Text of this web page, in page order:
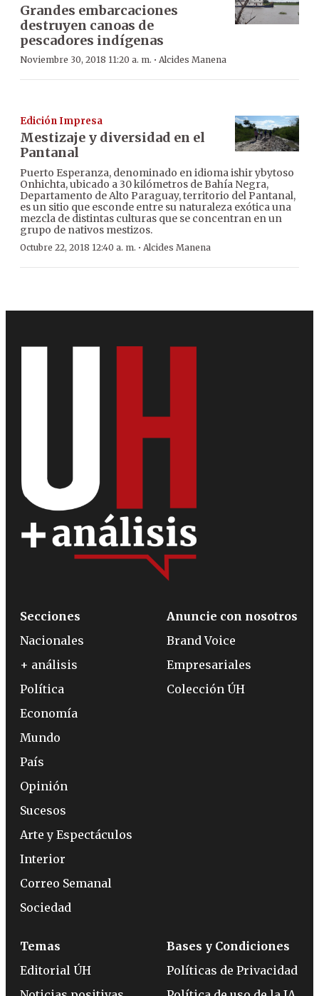
Grandes embarcaciones
destruyen canoas de
pescadores indígenas
Noviembre 30, 2018 11:20 a. m. · Alcides Manena
Edición Impresa
Mestizaje y diversidad en el
Pantanal
Puerto Esperanza, denominado en idioma ishir ybytoso
Onhichta, ubicado a 30 kilómetros de Bahía Negra,
Departamento de Alto Paraguay, territorio del Pantanal,
es un sitio que esconde entre su naturaleza exótica una
mezcla de distintas culturas que se concentran en un
grupo de nativos mestizos.
Octubre 22, 2018 12:40 a. m. · Alcides Manena
Secciones
Nacionales
+ análisis
Política
Economía
Mundo
País
Opinión
Sucesos
Arte y Espectáculos
Interior
Correo Semanal
Sociedad
Anuncie con nosotros
Brand Voice
Empresariales
Colección ÚH
Temas
Editorial ÚH
Bases y Condiciones
Políticas de Privacidad